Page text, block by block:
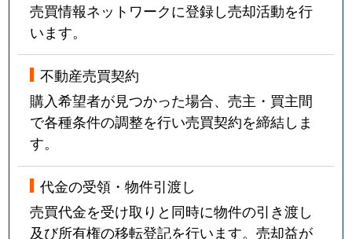
売買情報ネットワークに登録し売却活動を行
います。
不動産売買契約
購入希望者が見つかった場合、売主・買主間
で各種条件の調整を行い売買契約を締結しま
す。
代金の受領・物件引渡し
売買代金を受け取りと同時に物件の引き渡し
及び所有権の移転登記を行います。売却益が